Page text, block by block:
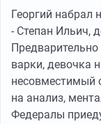
Георгий набрал
- Степан Ильич,
варки, девочка
несовместимый
на анализ,
Федералы